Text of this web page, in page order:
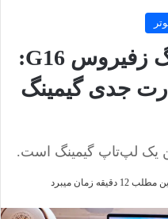
بررسی ایسوس راگ زفیروس G16:
جدی گیمینگ
یک لپ‌تاپ گیمینگ است.
دقیقه زمان میبرد